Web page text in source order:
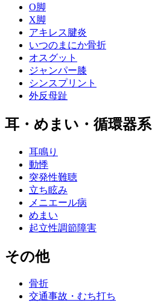
O脚
X脚
アキレス腱炎
いつのまにか骨折
オスグット
ジャンパー膝
シンスプリント
外反母趾
耳・めまい・循環器系
耳鳴り
動悸
突発性難聴
立ち眩み
メニエール病
めまい
起立性調節障害
その他
骨折
交通事故・むち打ち